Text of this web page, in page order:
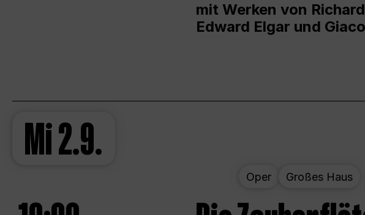
mit Werken von
Edward Elgar und
Mi2.9.
Oper Großes Haus